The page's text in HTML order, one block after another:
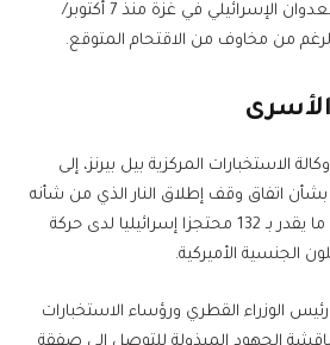
استخدمها بايدن لانتقاد العدوان الإسرائيلي في غزة منذ 7 أكتوبر/
الاستخبارات المركزية بيل بيرنز، إلى
اتفاق وقف إطلاق النار الذي من شأنه
-أيضا- تأمين إطلاق سراح ما يقدر بـ 132 محتجزا إسرائيليا لدى حركة
الوزراء القطري ورؤساء الاستخبارات